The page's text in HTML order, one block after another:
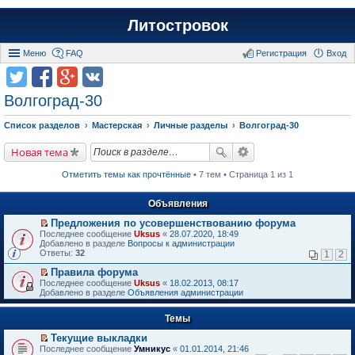
Литостровок
Меню FAQ Вход
Регистрация
Волгоград-30
Список разделов Мастерская Личные разделы Волгоград-30
Новая тема
Отметить темы как прочтённые • 7 тем • Страница 1 из 1
Объявления
П
е
р
й
т
и
к
п
в
о
Предложения по усовершенствованию форума
Последнее сообщение Uksus « 28.07.2020, 18:49
Добавлено в разделе Вопросы к администрации
Ответы: 32 1 2
П
е
р
е
т
и
к
Правила форума
Последнее сообщение Uksus « 18.02.2013, 08:17
Добавлено в разделе Объявления администрации
Темы
П
Текущие выкладки
Последнее сообщение Умникус « 01.01.2014, 21:46